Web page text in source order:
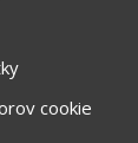
cookie